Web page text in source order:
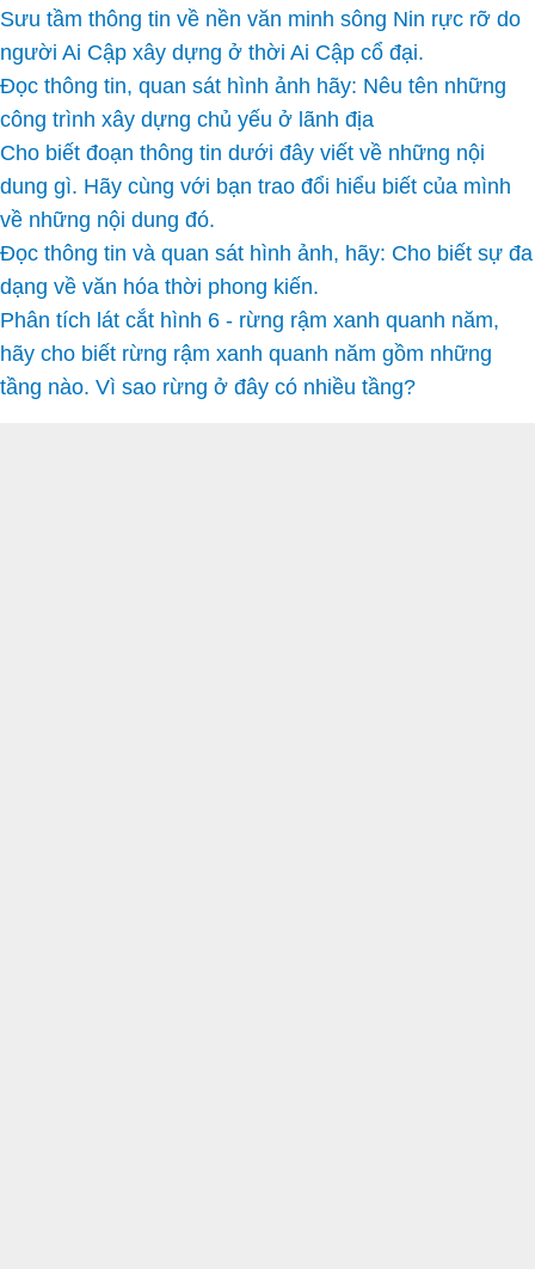
Sưu tầm thông tin về nền văn minh sông Nin rực rỡ do
người Ai Cập xây dựng ở thời Ai Cập cổ đại.
Đọc thông tin, quan sát hình ảnh hãy: Nêu tên những
công trình xây dựng chủ yếu ở lãnh địa
Cho biết đoạn thông tin dưới đây viết về những nội
dung gì. Hãy cùng với bạn trao đổi hiểu biết của mình
về những nội dung đó.
Đọc thông tin và quan sát hình ảnh, hãy: Cho biết sự đa
dạng về văn hóa thời phong kiến.
Phân tích lát cắt hình 6 - rừng rậm xanh quanh năm,
hãy cho biết rừng rậm xanh quanh năm gồm những
tầng nào. Vì sao rừng ở đây có nhiều tầng?